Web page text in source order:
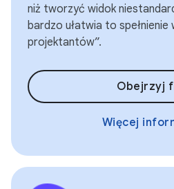
niż tworzyć widok
bardzo ułatwia to spełnienie
projektantów”.
Obejrzyj
Więcej